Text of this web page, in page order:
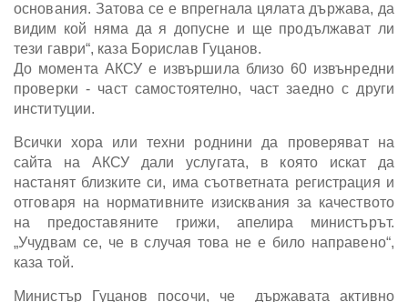
основания. Затова се е впрегнала цялата държава, да
видим кой няма да я допусне и ще продължават ли
тези гаври“, каза Борислав Гуцанов.
До момента АКСУ е извършила близо 60 извънредни
проверки - част самостоятелно, част заедно с други
институции.
Всички хора или техни роднини да проверяват на
сайта на АКСУ дали услугата, в която искат да
настанят близките си, има съответната регистрация и
отговаря на нормативните изисквания за качеството
на предоставяните грижи, апелира министърът.
„Учудвам се, че в случая това не е било направено“,
каза той.
Министър Гуцанов посочи, че държавата активно